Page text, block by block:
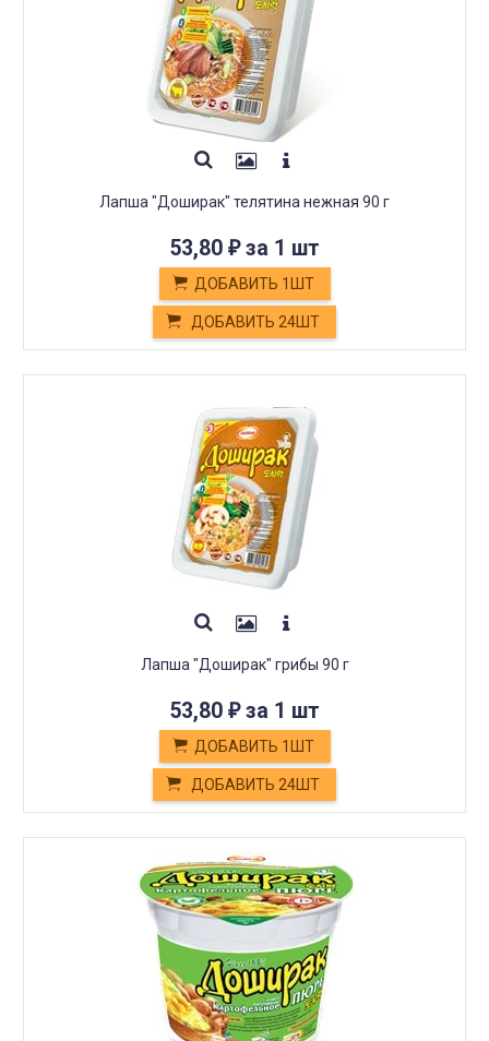
Лапша "Доширак" телятина нежная 90 г
53,80 ₽за 1 шт
ДОБАВИТЬ 1ШТ
ДОБАВИТЬ 24ШТ
Лапша "Доширак" грибы 90 г
53,80 ₽за 1 шт
ДОБАВИТЬ 1ШТ
ДОБАВИТЬ 24ШТ